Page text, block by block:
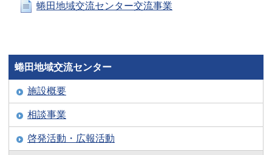
蜷田地域交流センター交流事業
蜷田地域交流センター
施設概要
相談事業
啓発活動・広報活動